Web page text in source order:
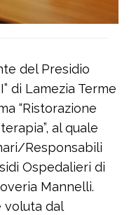
del Presidio
di Lamezia Terme
“Ristorazione
al quale
Responsabili
Ospedalieri di
Mannelli.
voluta dal